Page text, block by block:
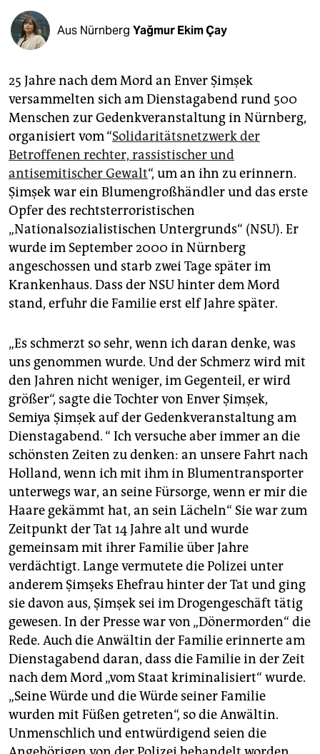
abo
genossenschaft
epaper login
Aus Nürnberg Yağmur Ekim Çay
25 Jahre nach dem Mord an Enver Şimşek
versammelten sich am Dienstagabend rund 500
Menschen zur Gedenkveranstaltung in Nürnberg,
organisiert vom “Solidaritätsnetzwerk der
Betroffenen rechter, rassistischer und
antisemitischer Gewalt“, um an ihn zu erinnern.
Şimşek war ein Blumengroßhändler und das erste
Opfer des rechtsterroristischen
„Nationalsozialistischen Untergrunds“ (NSU). Er
wurde im September 2000 in Nürnberg
angeschossen und starb zwei Tage später im
Krankenhaus. Dass der NSU hinter dem Mord
stand, erfuhr die Familie erst elf Jahre später.
„Es schmerzt so sehr, wenn ich daran denke, was
uns genommen wurde. Und der Schmerz wird mit
den Jahren nicht weniger, im Gegenteil, er wird
größer“, sagte die Tochter von Enver Şimşek,
Semiya Şimşek auf der Gedenkveranstaltung am
Dienstagabend. “ Ich versuche aber immer an die
schönsten Zeiten zu denken: an unsere Fahrt nach
Holland, wenn ich mit ihm in Blumentransporter
unterwegs war, an seine Fürsorge, wenn er mir die
Haare gekämmt hat, an sein Lächeln“ Sie war zum
Zeitpunkt der Tat 14 Jahre alt und wurde
gemeinsam mit ihrer Familie über Jahre
verdächtigt. Lange vermutete die Polizei unter
anderem Şimşeks Ehefrau hinter der Tat und ging
sie davon aus, Şimşek sei im Drogengeschäft tätig
gewesen. In der Presse war von „Dönermorden“ die
Rede. Auch die Anwältin der Familie erinnerte am
Dienstagabend daran, dass die Familie in der Zeit
nach dem Mord „vom Staat kriminalisiert“ wurde.
„Seine Würde und die Würde seiner Familie
wurden mit Füßen getreten“, so die Anwältin.
Unmenschlich und entwürdigend seien die